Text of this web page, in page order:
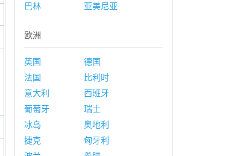
巴林
亚美尼亚
欧洲
英国
德国
法国
比利时
意大利
西班牙
葡萄牙
瑞士
冰岛
奥地利
捷克
匈牙利